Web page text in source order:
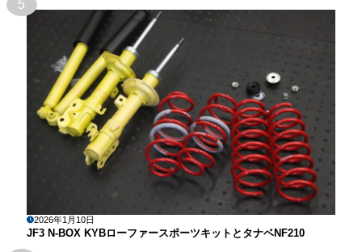
5
2026年1月10日
JF3 N-BOX KYBローファースポーツキットとタナベNF210